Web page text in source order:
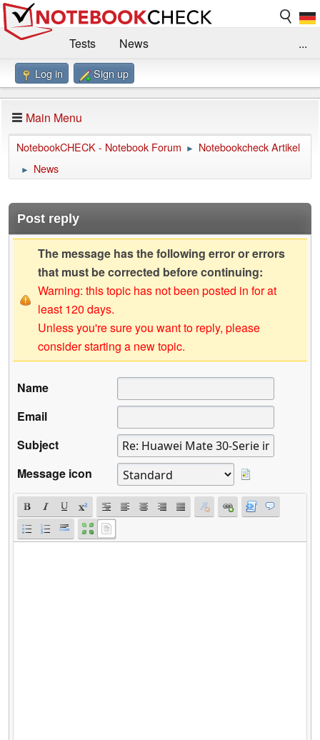
Tests
News
Benchmarks / Technik
Forum
Impressum
...
Log in Sign up
Main Menu
NotebookCHECK - Notebook Forum ► Notebookcheck Artikel
► News
Post reply
The message has the following error or errors
that must be corrected before continuing:
Warning: this topic has not been posted in for at
least 120 days.
Unless you're sure you want to reply, please
consider starting a new topic.
Name
Email
Subject
Message icon